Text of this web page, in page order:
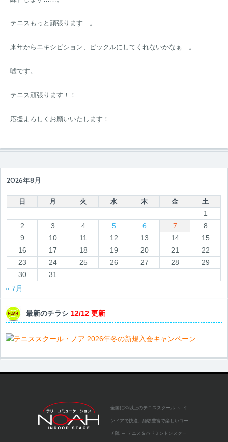
テニスもっと頑張ります…。
来年からエキシビション、ピックルにしてくれないかなぁ…。
嘘です。
テニス頑張ります！！
応援よろしくお願いいたします！
2026年8月
日 月 火 水 木 金 土
1
2
3 4 5 6 7
8
9
10 11 12 13 14
15
16
17 18 19 20 21
22
23
24 25 26 27 28
29
30
31
« 7月
最新のチラシ 12/12 更新
全国に35以上のテニススクール ～ イ
ンドアで快適、経験豊富で楽しいコー
チ陣 ～ テニス＆バドミントンスクー